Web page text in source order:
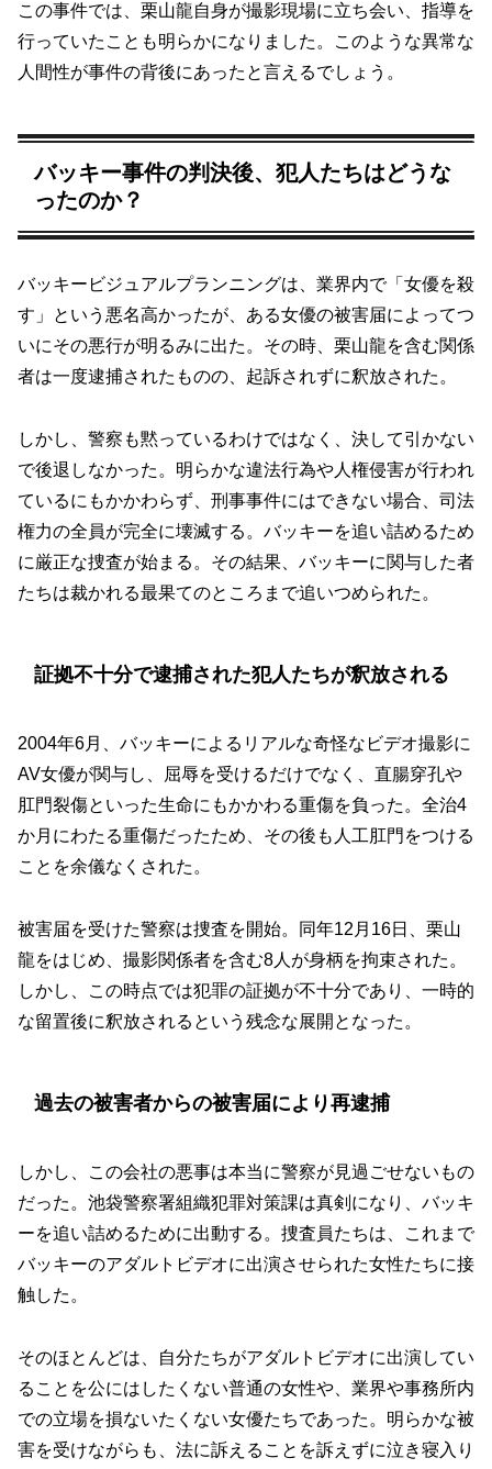
この事件では、栗山龍自身が撮影現場に立ち会い、指導を
行っていたことも明らかになりました。このような異常な
人間性が事件の背後にあったと言えるでしょう。
バッキー事件の判決後、犯人たちはどうな
ったのか？
バッキービジュアルプランニングは、業界内で「女優を殺
す」という悪名高かったが、ある女優の被害届によってつ
いにその悪行が明るみに出た。その時、栗山龍を含む関係
者は一度逮捕されたものの、起訴されずに釈放された。
しかし、警察も黙っているわけではなく、決して引かない
で後退しなかった。明らかな違法行為や人権侵害が行われ
ているにもかかわらず、刑事事件にはできない場合、司法
権力の全員が完全に壊滅する。バッキーを追い詰めるため
に厳正な捜査が始まる。その結果、バッキーに関与した者
たちは裁かれる最果てのところまで追いつめられた。
証拠不十分で逮捕された犯人たちが釈放される
2004年6月、バッキーによるリアルな奇怪なビデオ撮影に
AV女優が関与し、屈辱を受けるだけでなく、直腸穿孔や
肛門裂傷といった生命にもかかわる重傷を負った。全治4
か月にわたる重傷だったため、その後も人工肛門をつける
ことを余儀なくされた。
被害届を受けた警察は捜査を開始。同年12月16日、栗山
龍をはじめ、撮影関係者を含む8人が身柄を拘束された。
しかし、この時点では犯罪の証拠が不十分であり、一時的
な留置後に釈放されるという残念な展開となった。
過去の被害者からの被害届により再逮捕
しかし、この会社の悪事は本当に警察が見過ごせないもの
だった。池袋警察署組織犯罪対策課は真剣になり、バッキ
ーを追い詰めるために出動する。捜査員たちは、これまで
バッキーのアダルトビデオに出演させられた女性たちに接
触した。
そのほとんどは、自分たちがアダルトビデオに出演してい
ることを公にはしたくない普通の女性や、業界や事務所内
での立場を損ないたくない女優たちであった。明らかな被
害を受けながらも、法に訴えることを訴えずに泣き寝入り